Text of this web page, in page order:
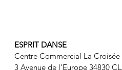
ESPRIT DANSE
Centre Commercial La Croisée
3 Avenue de l'Europe 34830